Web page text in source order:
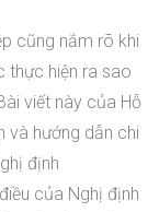
cũng nắm rõ khi
thực hiện ra sao
viết này của Hỗ
và hướng dẫn chi
định
của Nghị định